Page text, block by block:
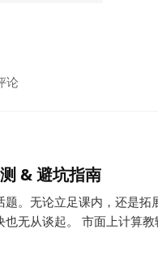
论
& 避坑指南
。无论立足课内，还是
无从谈起。 市面上计算